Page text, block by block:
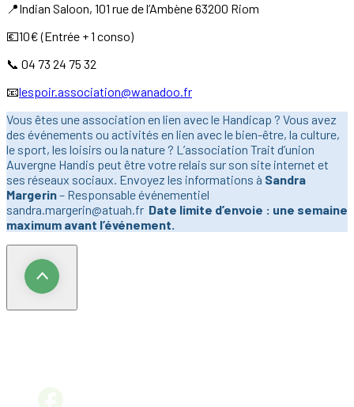
📍Indian Saloon, 101 rue de l’Ambène 63200 Riom
💶10€ (Entrée + 1 conso)
📞 04 73 24 75 32
📧lespoir.association@wanadoo.fr
Vous êtes une association en lien avec le Handicap ? Vous avez
des événements ou activités en lien avec le bien-être, la culture,
le sport, les loisirs ou la nature ? L’association Trait d’union
Auvergne Handis peut être votre relais sur son site internet et
ses réseaux sociaux. Envoyez les informations à Sandra
Margerin– Responsable événementiel
sandra.margerin@atuah.fr Date limite d’envoie : une semaine
maximum avant l’événement.